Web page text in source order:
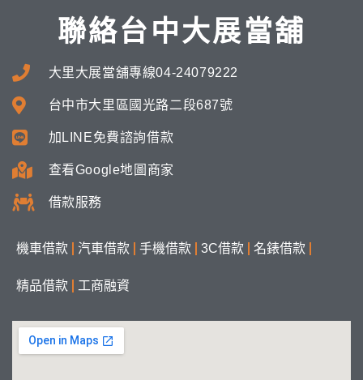
聯絡台中大展當舖
大里大展當舖專線04-24079222
台中市大里區國光路二段687號
加LINE免費諮詢借款
查看Google地圖商家
借款服務
機車借款 汽車借款 手機借款 3C借款 名錶借款
精品借款 工商融資